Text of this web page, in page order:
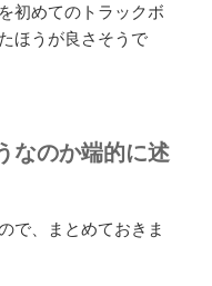
初めてのトラックボ
ほうが良さそうで
なのか端的に述
で、まとめておきま